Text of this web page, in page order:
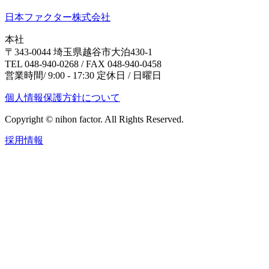
日本ファクター株式会社
本社
〒343-0044 埼玉県越谷市大泊430-1
TEL 048-940-0268 / FAX 048-940-0458
営業時間/ 9:00 - 17:30 定休日 / 日曜日
個人情報保護方針について
Copyright © nihon factor. All Rights Reserved.
採用情報